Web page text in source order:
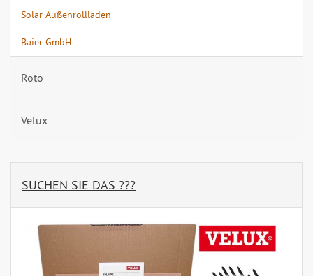
Solar Außenrollladen
Baier GmbH
Roto
Velux
SUCHEN SIE DAS ???